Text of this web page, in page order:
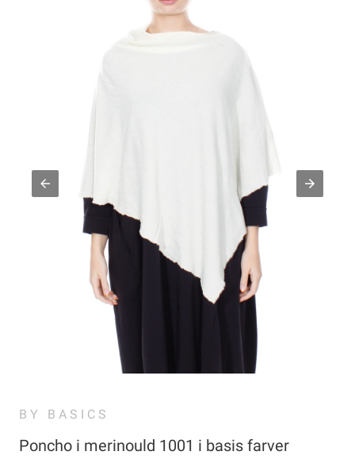
BY BASICS
Poncho i merinould 1001 i basis farver